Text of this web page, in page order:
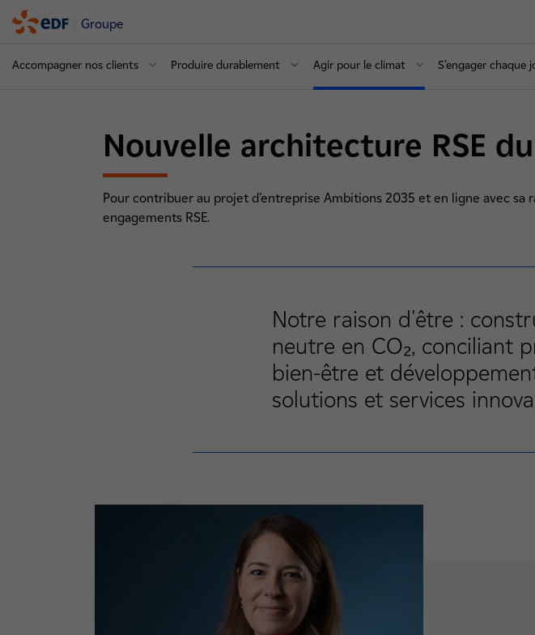
Groupe
Accompagner nos clients Produire durablement Agir pour le climat S’engager chaque
Nouvelle architecture RSE
Pour contribuer au projet d’entreprise Ambitions 2035 et en ligne avec sa
engagements RSE.
Notre raison d'être :
neutre en CO₂, conciliant
bien-être et
solutions et services